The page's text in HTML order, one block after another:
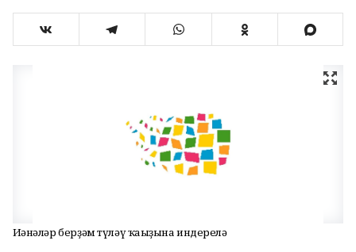
Иғәнәләр берҙәм түләү ҡағыҙына индерелә